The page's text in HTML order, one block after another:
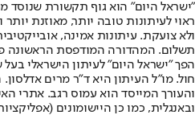
"ישראל היום" הוא גוף תקשורת שנוסד
ראוי לעיתונות טובה יותר, מאוזנת
ולא צועקת. עיתונות אמינה,
הפך "ישראל היום" לעיתון הישראלי
חול. מו"ל העיתון היא ד"ר מרים
והעורך המייסד הוא עמוס רגב. אתרי